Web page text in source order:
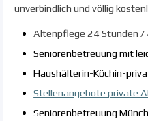
unverbindlich und völlig
Altenpflege 24 Stunden /
Seniorenbetreuung mit
Haushälterin-Köchin-
Stellenangebote private
Seniorenbetreuung